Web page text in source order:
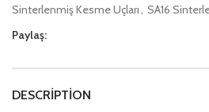
Sinterlenmiş Kesme Uçları
SA16
Paylaş:
DESCRIPTION